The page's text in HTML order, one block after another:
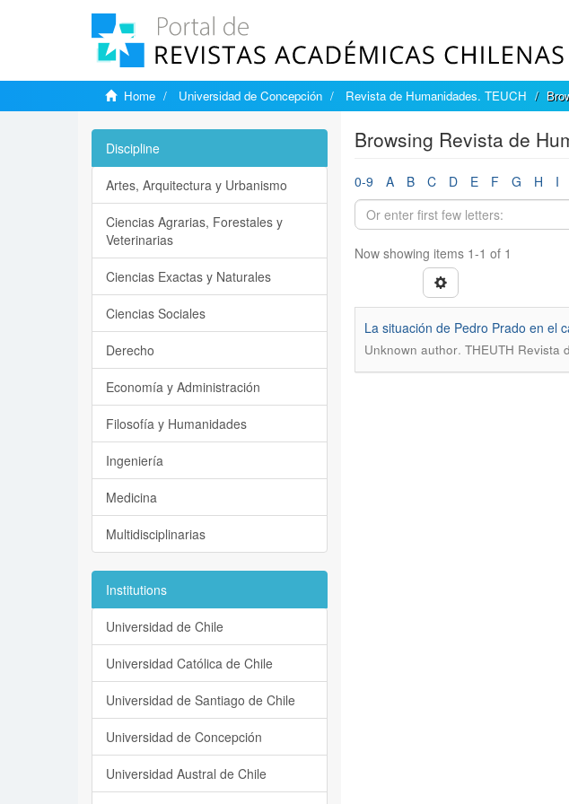
Home Universidad de Concepción Revista de Humanidades. TEUCH
Browsing Revista de
0-9 A B C D E F G H I
Now showing items 1-1 of 1
La situación de Pedro Prado en el
Unknown author. THEUTH Revista
Discipline
Artes, Arquitectura y Urbanismo
Ciencias Agrarias, Forestales y
Veterinarias
Ciencias Exactas y Naturales
Ciencias Sociales
Derecho
Economía y Administración
Filosofía y Humanidades
Ingeniería
Medicina
Multidisciplinarias
Institutions
Universidad de Chile
Universidad Católica de Chile
Universidad de Santiago de Chile
Universidad de Concepción
Universidad Austral de Chile